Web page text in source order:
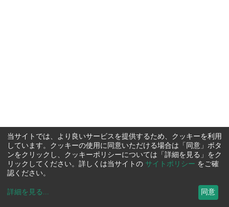
当サイトでは、より良いサービスを提供するため、クッキーを利用
しています。クッキーの使用に同意いただける場合は「同意」ボタ
ンをクリックし、クッキーポリシーについては「詳細を見る」をク
リックしてください。詳しくは当サイトの サイトポリシー をご確
認ください。
詳細を見る ... 同意